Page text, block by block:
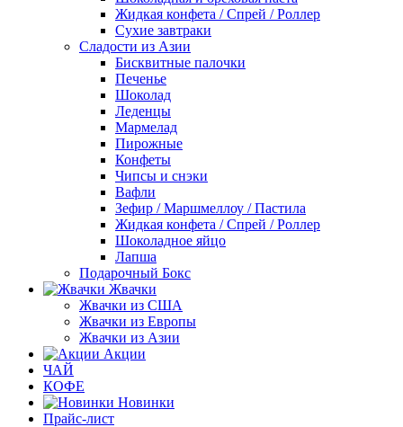
Жидкая конфета / Спрей / Роллер
Сухие завтраки
Сладости из Азии
Бисквитные палочки
Печенье
Шоколад
Леденцы
Мармелад
Пирожные
Конфеты
Чипсы и снэки
Вафли
Зефир / Маршмеллоу / Пастила
Жидкая конфета / Спрей / Роллер
Шоколадное яйцо
Лапша
Подарочный Бокс
Жвачки
Жвачки из США
Жвачки из Европы
Жвачки из Азии
Акции
ЧАЙ
КОФЕ
Новинки
Прайс-лист